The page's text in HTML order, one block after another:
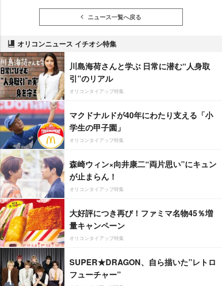
ニュース一覧へ戻る
オリコンニュース イチオシ特集
川島海荷さんと学ぶ 日常に潜む“人身取
引”のリアル
オリコンタイアップ特集
マクドナルドが40年にわたり支える「小
学生の甲子園」
オリコンタイアップ特集
森崎ウィン×向井康二“両片思い”にキュン
が止まらん！
オリコンタイアップ特集
大好評につき再び！ファミマ名物45％増
量キャンペーン
オリコンタイアップ特集
SUPER★DRAGON、自ら描いた”レトロ
フューチャー”